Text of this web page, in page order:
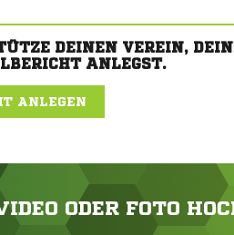
DEINEN VEREIN,
ANLEGST.
ANLEGEN
ODER FOTO